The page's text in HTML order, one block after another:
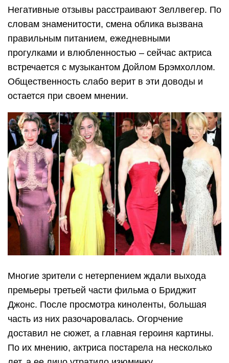
Негативные отзывы расстраивают Зеллвегер. По
словам знаменитости, смена облика вызвана
правильным питанием, ежедневными
прогулками и влюбленностью – сейчас актриса
встречается с музыкантом Дойлом Брэмхоллом.
Общественность слабо верит в эти доводы и
остается при своем мнении.
Многие зрители с нетерпением ждали выхода
премьеры третьей части фильма о Бриджит
Джонс. После просмотра киноленты, большая
часть из них разочаровалась. Огорчение
доставил не сюжет, а главная героиня картины.
По их мнению, актриса постарела на несколько